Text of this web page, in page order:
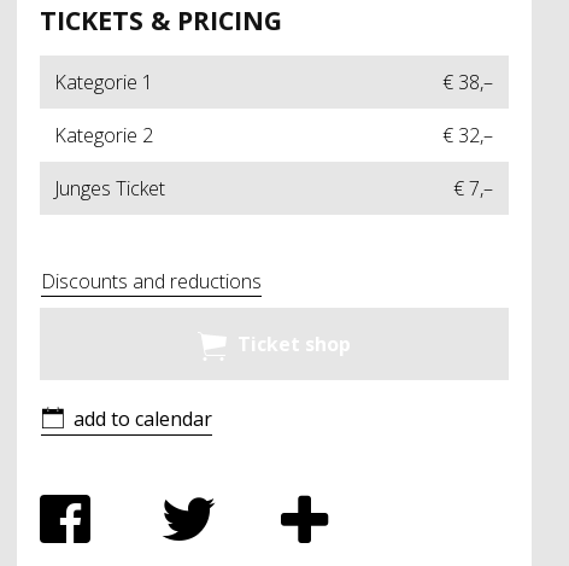
TICKETS & PRICING
Kategorie 1
€ 38,–
Kategorie 2
€ 32,–
Junges Ticket
€ 7,–
Discounts and reductions
Ticket shop
add to calendar